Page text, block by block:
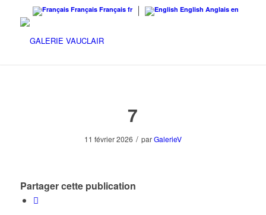
Français Français fr English Anglais en
7
11 février 2026 / parGalerieV
Partager cette publication